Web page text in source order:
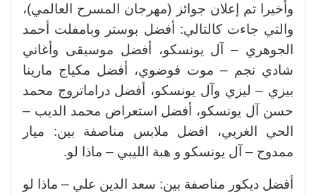
وأخيرا تم إعلان جوائز (مهرجان المسرح العالمي)،
والتي جاءت كالتالي: أفضل بوستر وبامفلت أحمد
الجوهري – آل يونسكو، أفضل موسيقى وأغاني
شادي نجم – موت فوضوي، أفضل مكياج مارينا
بيزي – ليزي وآل يونسكو، أفضل دراماتروج محمد
حسن آل يونسكو، أفضل استعراض محمد الديب –
الحي الغربي، افضل ملابس مناصفة بين: ميار
ممدوح – آل يونسكو و هبة الليبي – ماذا لو.
أفضل ديكور مناصفة بين: سعد الدين علي – ماذا لو